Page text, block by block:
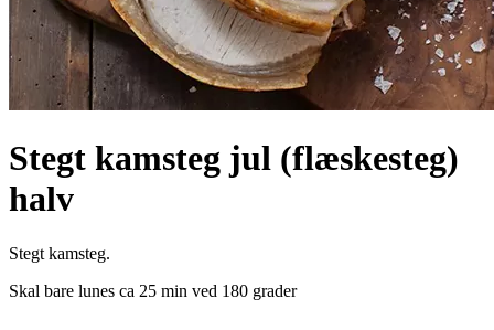
Stegt kamsteg jul (flæskesteg)
halv
Stegt kamsteg.
Skal bare lunes ca 25 min ved 180 grader